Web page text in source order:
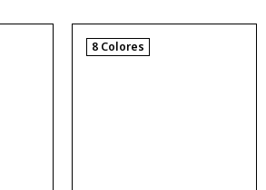
8 Colores